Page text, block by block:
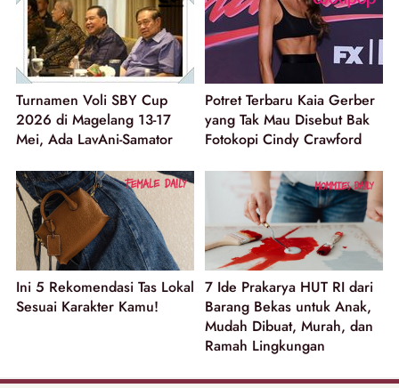
Turnamen Voli SBY Cup
2026 di Magelang 13-17
Mei, Ada LavAni-Samator
Potret Terbaru Kaia Gerber
yang Tak Mau Disebut Bak
Fotokopi Cindy Crawford
Ini 5 Rekomendasi Tas Lokal
Sesuai Karakter Kamu!
7 Ide Prakarya HUT RI dari
Barang Bekas untuk Anak,
Mudah Dibuat, Murah, dan
Ramah Lingkungan